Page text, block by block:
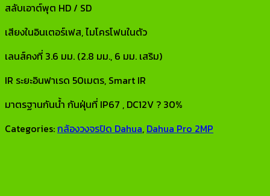
สลับเอาต์พุต HD / SD
เสียงในอินเตอร์เฟส, ไมโครโฟนในตัว
เลนส์คงที่ 3.6 มม. (2.8 มม., 6 มม. เสริม)
IR ระยะอินฟาเรด 50เมตร, Smart IR
มาตรฐานกันน้ำ กันฝุ่นที่ IP67 , DC12V ? 30%
Categories:กล้องวงจรปิด Dahua, Dahua Pro 2MP